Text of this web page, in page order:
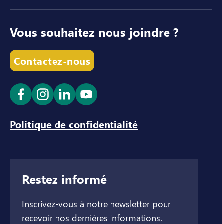
Vous souhaitez nous joindre ?
Contactez-nous
Ouvrir le lien dans un nouvel onglet
Ouvrir le lien dans un nouvel onglet
Ouvrir le lien dans un nouvel
Ouvrir le lien dans un
Politique de confidentialité
Restez informé
Inscrivez-vous à notre newsletter pour
recevoir nos dernières informations.